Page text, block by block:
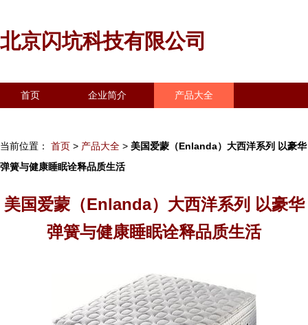
北京闪坑科技有限公司
首页 企业简介 产品大全
当前位置： 首页 > 产品大全 > 美国爱蒙（Enlanda）大西洋系列 以豪华
弹簧与健康睡眠诠释品质生活
美国爱蒙（Enlanda）大西洋系列 以豪华
弹簧与健康睡眠诠释品质生活